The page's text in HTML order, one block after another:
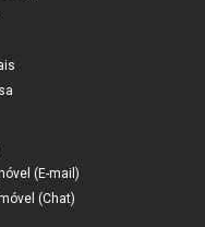
(E-mail)
(Chat)